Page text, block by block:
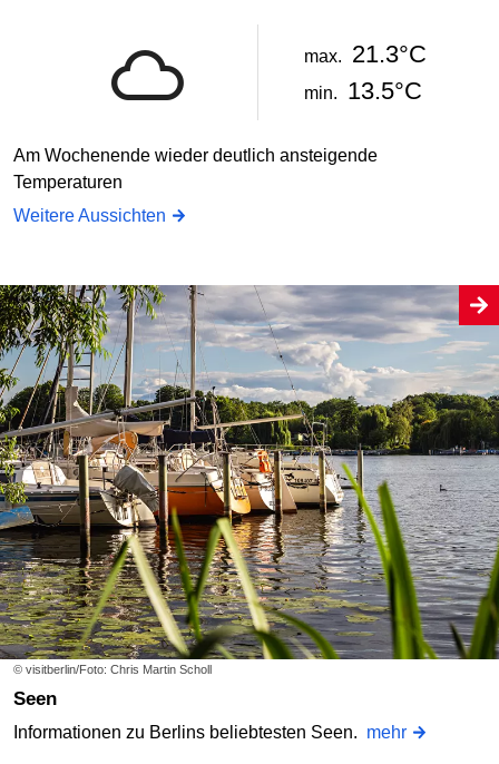
max. 21.3°C
min. 13.5°C
Am Wochenende wieder deutlich ansteigende
Temperaturen
Weitere Aussichten
© visitberlin/Foto: Chris Martin Scholl
Seen
Informationen zu Berlins beliebtesten Seen. mehr